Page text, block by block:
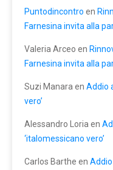
Puntodincontro en
Farnesina invita alla
Valeria Arceo en
Farnesina invita alla
Suzi Manara en Addio
vero’
Alessandro Loria en
‘italomessicano vero’
Carlos Barthe en